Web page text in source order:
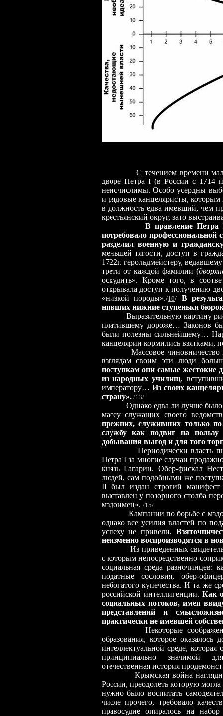
С течением времени мало
дворе Петра I (в России с 1714
неисчислимы. Особо усердны
и рядовые канцеляристы, которым
в должность едва имевший, чем
крестьянский округ, зато
В правление Петра
потребовало профессиональной
разделил военную и
меньшей тягости, доступ в
1722г. герольдмейстеру,
трети от каждой фамилии (
оскудить». Кроме того, в
открывала доступ к получению
«низкой породы»./10/
В
нявших нижние ступеньки
Выразительную картину
платившему дороже… Законов
были полезны сильнейшему…
канцелярии кормились взятками,
Массовое чиновничество в
взглядам своим эти люди
поступкам они самые жестокие
из народных училищ,
императору… Из своих
страну». /13/
Однако едва ли лучше было
массу служащих своего
прежних, служивших только
службу как подвиг на
добывания выгод и для того
Периодически власть
Петра I за многие случаи
князь Гагарин. Обер-фискал
людей, сам подобными же
II был издан строгий манифест
выставлен у позорного столба
мздоимец». /15/
Кампании по борьбе с
однако все усилия властей по
успеху не привели.
неизменно воспроизводятся в
Из приведенных свидетельств
с которым непосредственно
социальная среда разночинцев:
податные сословия, обер-
небогатого купечества. И та же
российской интеллигенции. Как
социальных потоков, имея
представлений и
практически не имевшей
Некоторые
образования, которое
интеллектуальной среде,
принципиально значимой
отечественная история
Крымская война наглядно
России, преодолеть которую
нужно было воспитать
числе прочего, требовало
правосудие опиралось на